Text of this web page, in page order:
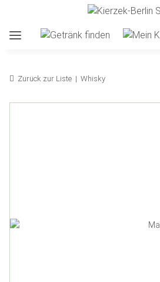
Zurück zur Liste Whisky